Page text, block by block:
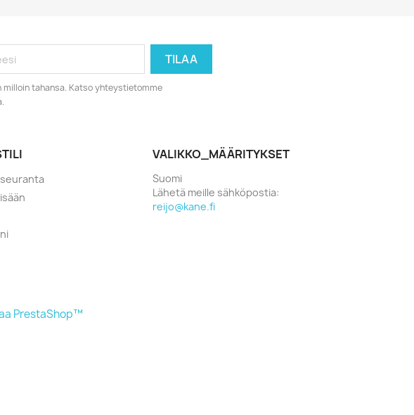
milloin tahansa. Katso yhteystietomme
VALIKKO_MÄÄRITYKSET
Suomi
Lähetä meille sähköpostia:
reijo@kane.fi
PrestaShop™